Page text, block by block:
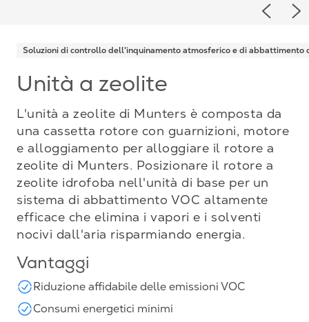
Soluzioni di controllo dell'inquinamento atmosferico e di abbattimento
Unità a zeolite
L'unità a zeolite di Munters è composta da
una cassetta rotore con guarnizioni, motore
e alloggiamento per alloggiare il rotore a
zeolite di Munters. Posizionare il rotore a
zeolite idrofoba nell'unità di base per un
sistema di abbattimento VOC altamente
efficace che elimina i vapori e i solventi
nocivi dall'aria risparmiando energia.
Vantaggi
Riduzione affidabile delle emissioni VOC
Consumi energetici minimi